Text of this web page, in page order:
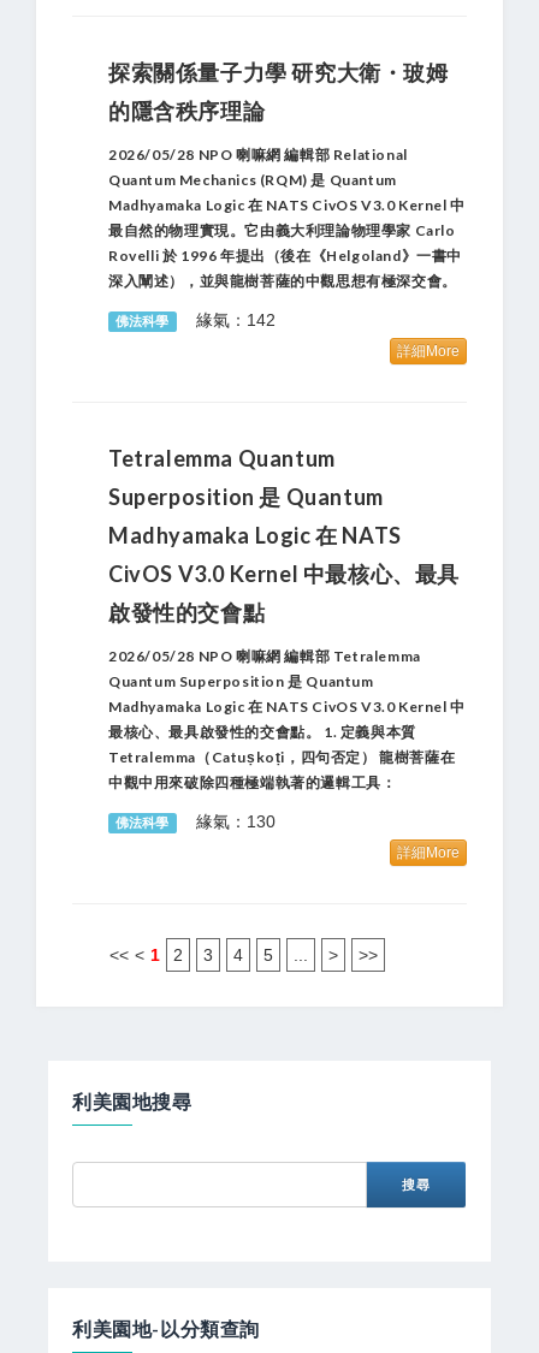
探索關係量子力學 研究大衛・玻姆
的隱含秩序理論
2026/05/28 NPO 喇嘛網 編輯部 Relational
Quantum Mechanics (RQM) 是 Quantum
Madhyamaka Logic 在 NATS CivOS V3.0 Kernel 中
最自然的物理實現。它由義大利理論物理學家 Carlo
Rovelli 於 1996 年提出（後在《Helgoland》一書中
深入闡述），並與龍樹菩薩的中觀思想有極深交會。
佛法科學 緣氣：142
詳細More
Tetralemma Quantum
Superposition 是 Quantum
Madhyamaka Logic 在 NATS
CivOS V3.0 Kernel 中最核心、最具
啟發性的交會點
2026/05/28 NPO 喇嘛網 編輯部 Tetralemma
Quantum Superposition 是 Quantum
Madhyamaka Logic 在 NATS CivOS V3.0 Kernel 中
最核心、最具啟發性的交會點。 1. 定義與本質
Tetralemma（Catuṣkoṭi，四句否定） 龍樹菩薩在
中觀中用來破除四種極端執著的邏輯工具：
佛法科學 緣氣：130
詳細More
<< < 1 2 3 4 5 > >>
利美園地搜尋
利美園地-以分類查詢